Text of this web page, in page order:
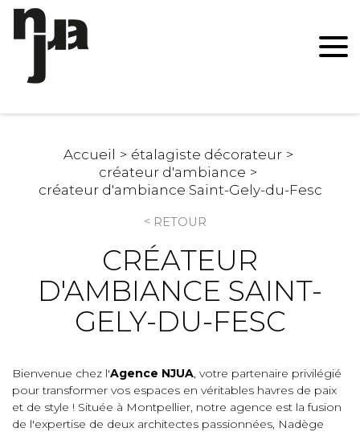
Accueil
étalagiste décorateur
créateur d'ambiance
créateur d'ambiance Saint-Gely-du-Fesc
RETOUR
CRÉATEUR
D'AMBIANCE SAINT-
GELY-DU-FESC
Bienvenue chez l'Agence NJUA, votre partenaire privilégié
pour transformer vos espaces en véritables havres de paix
et de style ! Située à Montpellier, notre agence est la fusion
de l'expertise de deux architectes passionnées, Nadège